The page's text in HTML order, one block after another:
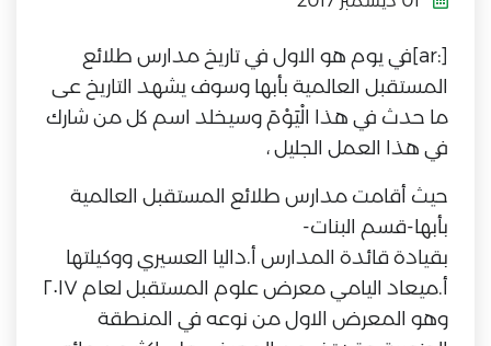
[:ar]في يوم هو الاول في تاريخ مدارس طلائع
المستقبل العالمية بأبها وسوف يشهد التاريخ عى
ما حدث في هذا الْيَوْمَ وسيخلد اسم كل من شارك
في هذا العمل الجليل ،
حيث أقامت مدارس طلائع المستقبل العالمية
بأبها-قسم البنات-
بقيادة قائدة المدارس أ.داليا العسيري ووكيلتها
أ.ميعاد اليامي معرض علوم المستقبل لعام ٢٠١٧
وهو المعرض الاول من نوعه في المنطقة